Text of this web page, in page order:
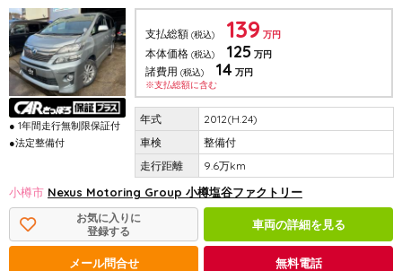
● 1年間走行無制限保証付
●法定整備付
支払総額 (税込) 139 万円
本体価格 (税込) 125 万円
諸費用 (税込) 14 万円
※支払総額に含む
2012(H.24)
整備付
9.6万km
小樽市 Nexus Motoring Group 小樽塩谷ファクトリー
お気に入りに
登録する
車両の詳細を見る
メール問合せ 無料電話